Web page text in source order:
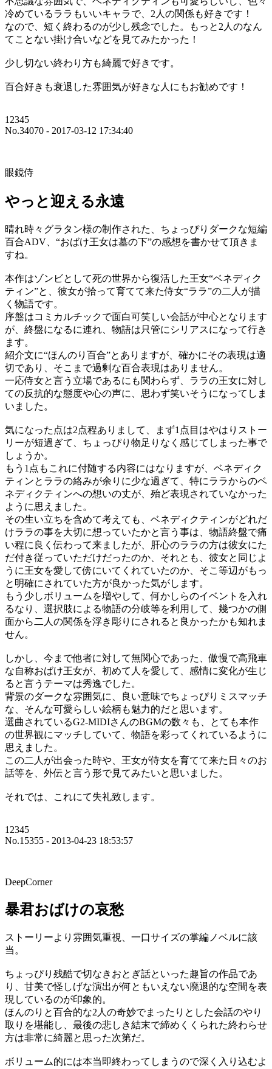
冷めているララもいいキャラで、2人の関係も好きです！
なので、短く終わるのが少し残念でした。もっと2人のなん
てことない掛け合いなどを見てみたかった！
少し切ない終わり方も綺麗で好きです。
百合好きも衰退した雰囲気が好きな人にもお勧めです！
12345
No.34070 - 2017-03-12 17:34:40
眼鏡侍
やっと迎える永遠
晴れ時々グラタン様の制作された、ちょっぴりダークな短編
百合ADV、“おばけ王女は墓の下”の感想を書かせて頂きま
すね。
本作はゾンビとして死の世界から復活した王女“ベネディク
ティン”と、彼女が拾って育てて来た侍女“ララ”の二人が描
く物語です。
序盤はコミカルチックで面白可笑しい会話が中心となります
が、終盤になるに連れ、物語は只管にシリアスになって行き
ます。
紹介文に“ほんのり百合”とありますが、確かにその表現は適
切であり、そこまで過剰な百合表現はありません。
一応侍女と言う立場であるにも関わらず、ララの王女に対し
ての反抗的な態度や心の声に、思わず笑いそうになってしま
いました。
気になった点は2点程ありまして、まず1点目はやはりストー
リーが短過ぎて、ちょっぴり物足りなく感じてしまった事で
しょうか。
もう1点もこれに付随する内容にはなりますが、ベネディク
ティンとララの絡みが余りに少な過ぎて、特にララからのベ
ネディクティンへの想いの丈が、殆ど表現されていなかった
ように思えました。
その生い立ちを含めて考えても、ベネディクティンがどれだ
けララの事を大切に想っていたかと言う事は、物語終盤で痛
い程に良く伝わって来ましたが、肝心のララの方は彼女にた
だ付き従っていただけだったのか、それとも、彼女と同じよ
うに王女を愛して傍にいてくれていたのか、そこ等辺がもっ
と明確にされていた方が良かった気がします。
もう少しボリュームを増やして、何かしらのイベントを入れ
るなり、選択肢による物語の分岐等を利用して、幾つかの側
面から二人の関係を浮き彫りにされると良かったかも知れま
せん。
しかし、今まで他者に対して無関心であった、傲慢で高飛車
な自称おばけ王女が、初めて人を愛して、感情に変化が生じ
ると言うテーマは秀逸でした。
背景のダークな雰囲気に、良い意味でちょっぴりミスマッチ
な、そんな可愛らしい絵柄も魅力的だと思います。
選曲されているG2-MIDIさんのBGMの数々も、とても本作
の世界観にマッチしていて、物語を彩ってくれているように
思えました。
この二人が出会った時や、王女が侍女を育てて来た日々のお
話等を、外伝と言う形で見てみたいと思いました。
それでは、これにて失礼致します。
12345
No.15355 - 2013-04-23 18:53:57
DeepCorner
暴君おばけの哀愁
ストーリーより雰囲気重視、一口サイズの掌編ノベルに該
当。
ちょっぴり残酷で切なきおとぎ話といった趣旨の作品であ
り、甘美で怪しげな演出が何ともいえない廃退的な空間を表
現しているのが印象的。
ほんのりと百合的な2人の奇妙でまったりとした会話のやり
取りを堪能し、最後の悲しき結末で締めくくられた終わらせ
方は非常に綺麗と思った次第だ。
ボリューム的には本当即終わってしまうので深く入り込むよ